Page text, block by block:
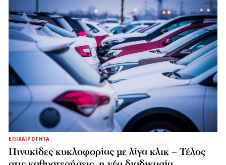
ΕΠΙΚΑΙΡΟΤΗΤΑ
Πινακίδες κυκλοφορίας με λίγα κλικ – Τέλος